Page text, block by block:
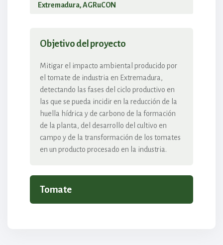
Extremadura, AGRuCON
Objetivo del proyecto
Mitigar el impacto ambiental producido por
el tomate de industria en Extremadura,
detectando las fases del ciclo productivo en
las que se pueda incidir en la reducción de la
huella hídrica y de carbono de la formación
de la planta, del desarrollo del cultivo en
campo y de la transformación de los tomates
en un producto procesado en la industria.
Tomate